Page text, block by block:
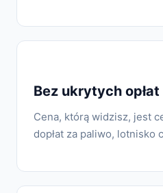
Bez ukrytych opłat
Cena, którą widzisz, jest
dopłat za paliwo, lotnisko